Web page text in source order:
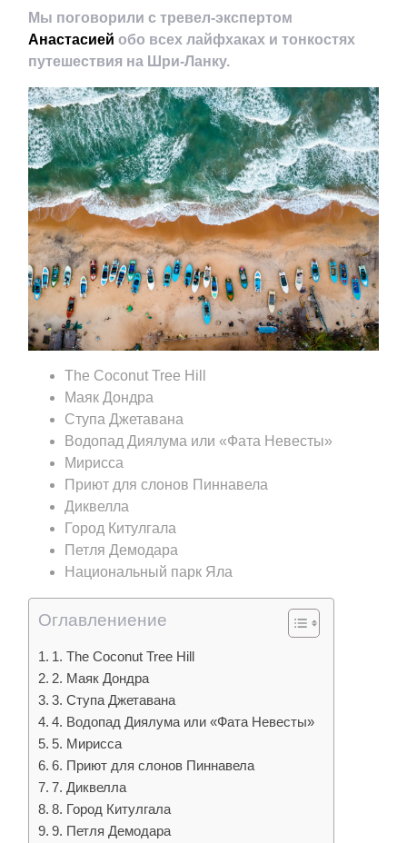
Мы поговорили с тревел-экспертом
Анастасией обо всех лайфхаках и тонкостях
путешествия на Шри-Ланку.
The Coconut Tree Hill
Маяк Дондра
Ступа Джетавана
Водопад Диялума или «Фата Невесты»
Мирисса
Приют для слонов Пиннавела
Диквелла
Город Китулгала
Петля Демодара
Национальный парк Яла
Оглавлениение
1. The Coconut Tree Hill
2. Маяк Дондра
3. Ступа Джетавана
4. Водопад Диялума или «Фата Невесты»
5. Мирисса
6. Приют для слонов Пиннавела
7. Диквелла
8. Город Китулгала
9. Петля Демодара